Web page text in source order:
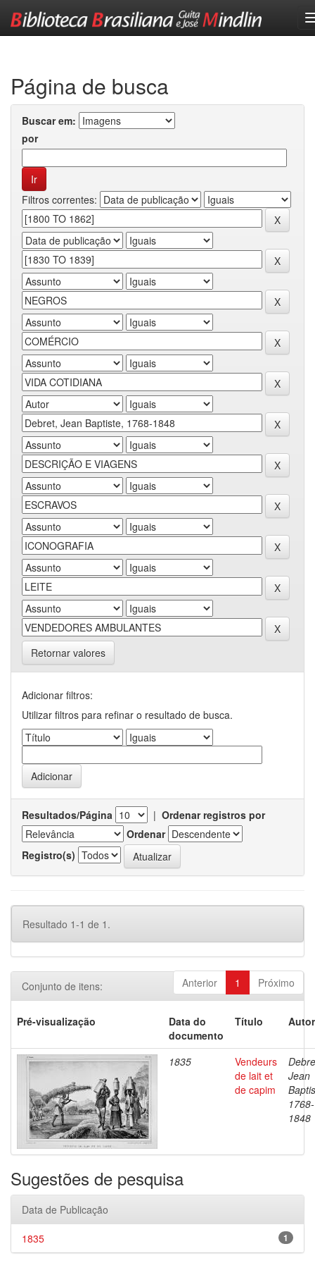
Página de busca
Buscar em:
por
Filtros correntes:
Retornar valores
Adicionar filtros:
Utilizar filtros para refinar o resultado de busca.
Resultados/Página | Ordenar registros por
Ordenar
Registro(s)
Resultado 1-1 de 1.
Anterior 1 Próximo
Conjunto de itens:
Pré-visualização
Data do
documento
Título
1835
Vendeurs
de lait et
de capim
Jean
1768-
1848
Sugestões de pesquisa
Data de Publicação
1
1835